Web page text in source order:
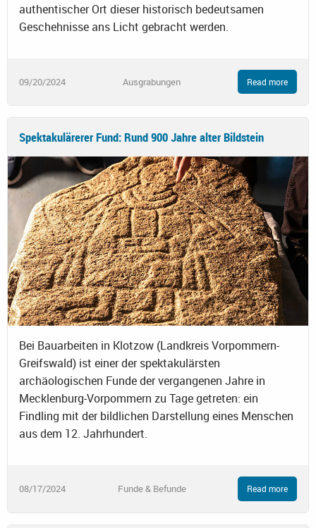
authentischer Ort dieser historisch bedeutsamen
Geschehnisse ans Licht gebracht werden.
09/20/2024 Ausgrabungen Read more
Spektakulärerer Fund: Rund 900 Jahre alter Bildstein
Bei Bauarbeiten in Klotzow (Landkreis Vorpommern-
Greifswald) ist einer der spektakulärsten
archäologischen Funde der vergangenen Jahre in
Mecklenburg-Vorpommern zu Tage getreten: ein
Findling mit der bildlichen Darstellung eines Menschen
aus dem 12. Jahrhundert.
08/17/2024 Funde & Befunde Read more